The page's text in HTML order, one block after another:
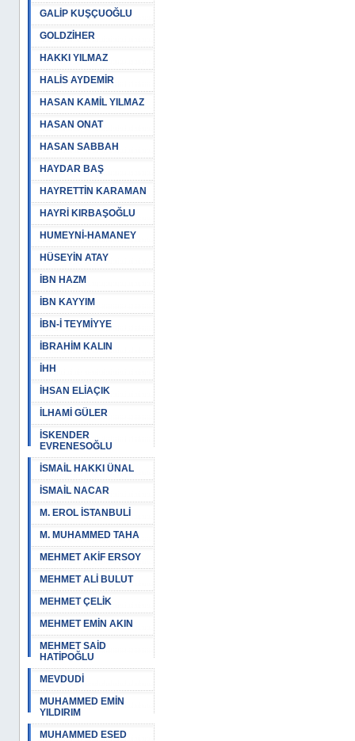
GALİP KUŞÇUOĞLU
GOLDZİHER
HAKKI YILMAZ
HALİS AYDEMİR
HASAN KAMİL YILMAZ
HASAN ONAT
HASAN SABBAH
HAYDAR BAŞ
HAYRETTİN KARAMAN
HAYRİ KIRBAŞOĞLU
HUMEYNİ-HAMANEY
HÜSEYİN ATAY
İBN HAZM
İBN KAYYIM
İBN-İ TEYMİYYE
İBRAHİM KALIN
İHH
İHSAN ELİAÇIK
İLHAMİ GÜLER
İSKENDER
EVRENESOĞLU
İSMAİL HAKKI ÜNAL
İSMAİL NACAR
M. EROL İSTANBULİ
M. MUHAMMED TAHA
MEHMET AKİF ERSOY
MEHMET ALİ BULUT
MEHMET ÇELİK
MEHMET EMİN AKIN
MEHMET SAİD
HATİPOĞLU
MEVDUDİ
MUHAMMED EMİN
YILDIRIM
MUHAMMED ESED